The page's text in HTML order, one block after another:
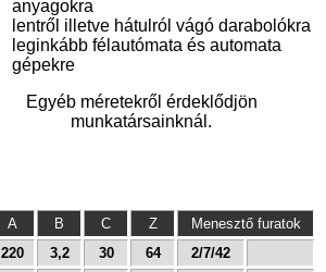
anyagokra
lentről illetve hátulról vágó darabolókra
leginkább félautómata és automata
gépekre
Egyéb méretekről érdeklődjön
munkatársainknál.
A B C Z
Menesztő furatok
220 3,2 30 64
2/7/42